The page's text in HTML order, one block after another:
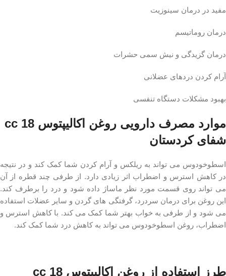
مفید در درمان سینوزیت
درمان روماتیسم
درمان گزیدگی و نیش سمی حشرات
آرام کردن درد‌های عضلانی
بهبود مشکلات دستگاه تنفسی
موارد مصرف دارویی روغن اکالیپتوس 18 cc
شفای کردستان
اسطوخودوس می تواند به ریلکس و آرام کردن شما کمک کند و در نتیجه
در کاهش استرس و اضطراب اثر زیادی دارد. از طرفی چند قطره از آن
می تواند روی قسمت مورد نظر ماساژ داده شود و درد را برطرف کند.
این روغن برای درمان سردرد، گرفتگی های گردن و سایر عضلات استفاده
می شود و از طرفی به خواب بهتر شما کمک می کند. با کاهش استرس و
اضطراب، روغن اسطوخودوس می تواند به کاهش درد شما کمک کند.
طرز استفاده از روغن اکالیپتوس 18 cc